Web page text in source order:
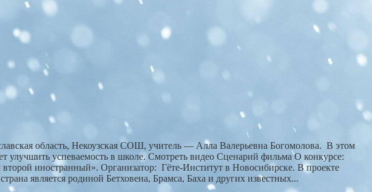
область, Некоузская СОШ, учитель — Алла Валерьевна Богомолова. В этом
улучшить успеваемость в школе. Смотреть видео Сценарий фильма О конкурсе:
иностранный». Организатор: Гёте-Институт в Новосибирске. В проекте
является родиной Бетховена, Брамса, Баха и других известных...